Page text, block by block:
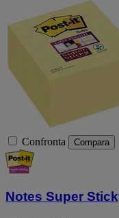
Confronta Compara
Notes Super